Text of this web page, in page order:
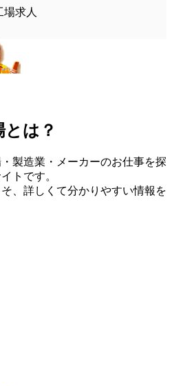
求人
は？
製造業・メーカーのお仕事を探
トです。
、詳しくて分かりやすい情報を